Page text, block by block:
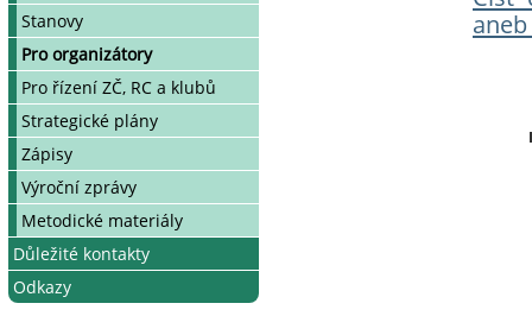
Pojištění na akcích
Materiál na akce
Propagace
Mentorský program
Odborní konzultanti
Jak se zapojit
Kalendář všech akcí
Telefonní seznam
Stanovy
Pro organizátory
Pro řízení ZČ, RC a klubů
Strategické plány
Zápisy
Výroční zprávy
Metodické materiály
Důležité kontakty
Odkazy